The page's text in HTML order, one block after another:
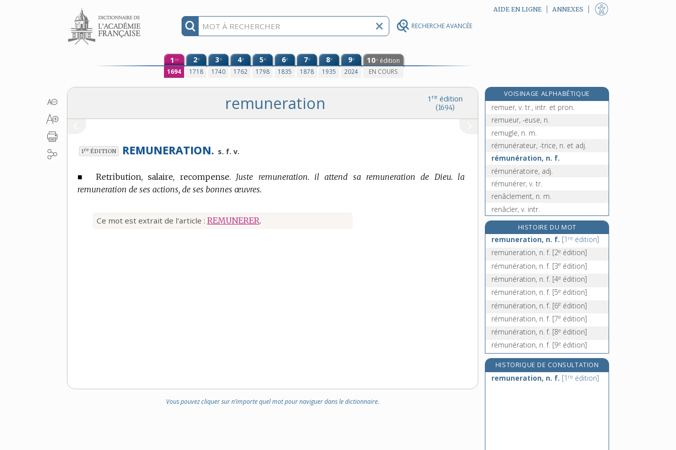
RECHERCHE AVANCÉE
Aller au contenu AIDE EN LIGNE ANNEXES
1 re
1694
2e
1718
3e
1740
4e
1762
5e
1798
6e
1835
7e
1878
8e
1935
9e
2024
10e édition
EN COURS
1 re édition
(1694)
remuneration
1re ÉDITION REMUNERATION. s. f. v.
■Retribution, salaire, recompense. Juste remuneration. il attend sa remuneration de Dieu. la
remuneration de ses actions, de ses bonnes œuvres.
Ce mot est extrait de l'article : REMUNERER.
Vous pouvez cliquer sur n’importe quel mot pour naviguer dans le dictionnaire.
VOISINAGE ALPHABÉTIQUE
remuement, n. m.
remuer, v. tr., intr. et pron.
remueur, -euse, n.
remugle, n. m.
rémunérateur, -trice, n. et adj.
rémunération, n. f.
rémunératoire, adj.
rémunérer, v. tr.
renâclement, n. m.
renâcler, v. intr.
renaissance, n. f.
renaissant, -ante, adj.
HISTOIRE DU MOT
remuneration, n. f. [1 re édition]
remuneration, n. f. [2e édition]
rémunération, n. f. [3e édition]
rémunération, n. f. [4e édition]
rémunération, n. f. [5e édition]
rémunération, n. f. [6e édition]
rémunération, n. f. [7e édition]
rémunération, n. f. [8e édition]
rémunération, n. f. [9e édition]
HISTORIQUE DE CONSULTATION
remuneration, n. f. [1 re édition]